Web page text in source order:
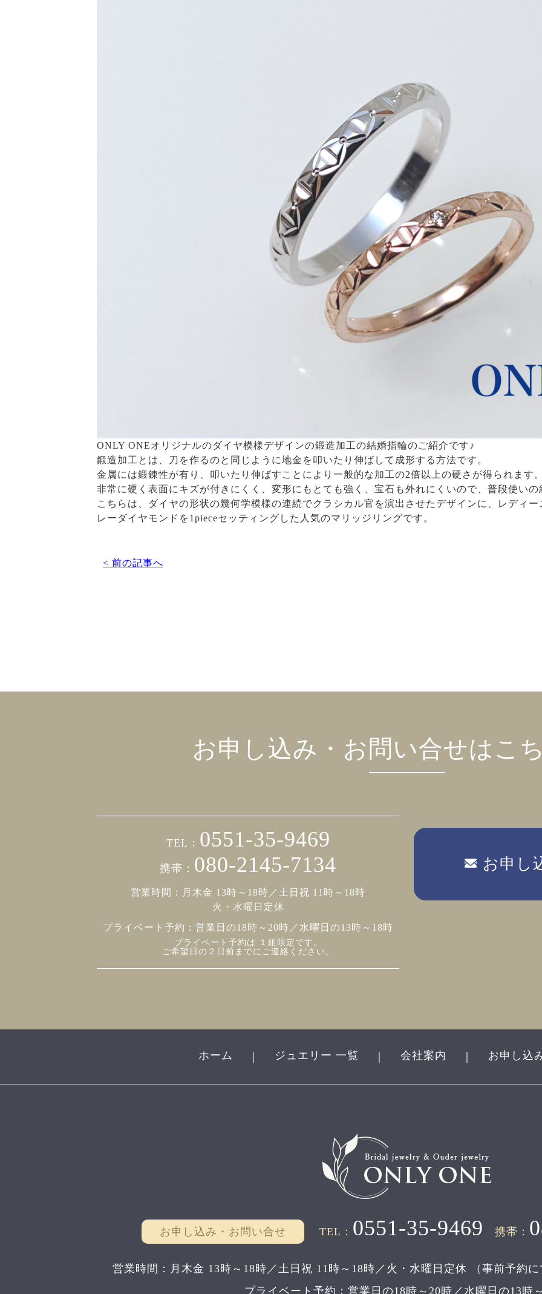
ONLY ONEオリジナルのダイヤ模様デザインの鍛造加工の結婚指輪のご紹介です♪
鍛造加工とは、刀を作るのと同じように地金を叩いたり伸ばして成形する方法です。
金属には鍛錬性が有り、叩いたり伸ばすことにより一般的な加工の2倍以上の硬さが得られます
非常に硬く表面にキズが付きにくく、変形にもとても強く、宝石も外れにくいので、普段使い
こちらは、ダイヤの形状の幾何学模様の連続でクラシカル官を演出させたデザインに、レディ
レーダイヤモンドを1pieceセッティングした人気のマリッジリングです。
< 前の記事へ
お申し込み・お問い合せはこ
TEL： 0551-35-9469
携帯： 080-2145-7134
営業時間：月木金 13時～18時／土日祝 11時～18時
火・水曜日定休
プライベート予約： 営業日の18時～20時／水曜日の13時～18時
プライベート予約は １組限定です。
ご希望日の２日前までにご連絡ください。
お申し
ホーム ジュエリー 一覧 会社案内 お申し込
お申し込み・お問い合せ TEL： 0551-35-9469 携帯：
営業時間：月木金 13時～18時／土日祝 11時～18時／ 火・水曜日定休
（事前予約
プライベート予約： 営業日の18時～20時／水曜日の13時